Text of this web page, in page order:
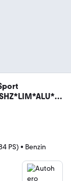
PS) • Benzin